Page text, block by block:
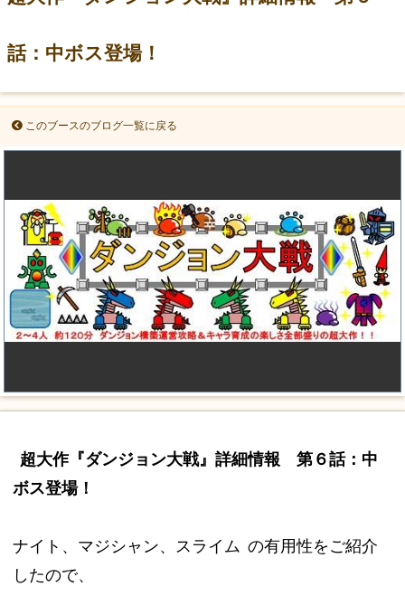
話：中ボス登場！
このブースのブログ一覧に戻る
超大作『ダンジョン大戦』詳細情報 第６話：中
ボス登場！
ナイト、マジシャン、スライム の有用性をご紹介
したので、